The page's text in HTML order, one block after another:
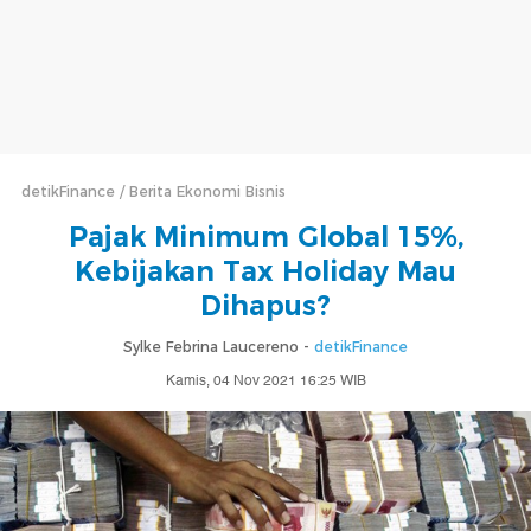
detikFinance Berita Ekonomi Bisnis
Pajak Minimum Global 15%,
Kebijakan Tax Holiday Mau
Dihapus?
Sylke Febrina Laucereno - detikFinance
Kamis, 04 Nov 2021 16:25 WIB